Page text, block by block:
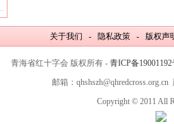
关于我们 - 隐私政策 - 版权
青海省红十字会 版权所有 - 青ICP备19001192
邮箱：
Copyright © 2011 All